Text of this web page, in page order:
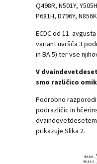
Q498R, N501Y,
P681H, D796Y,
ECDC od 11.
variant uvršča 3
in BA.5) ter vse
V
smo različico
Podrobno
podrazličic in
prikazuje Slika 2.